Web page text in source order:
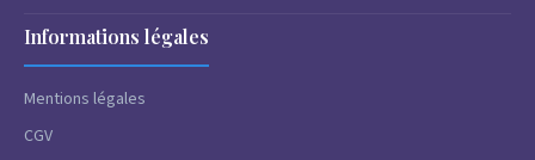
Informations légales
Mentions légales
CGV